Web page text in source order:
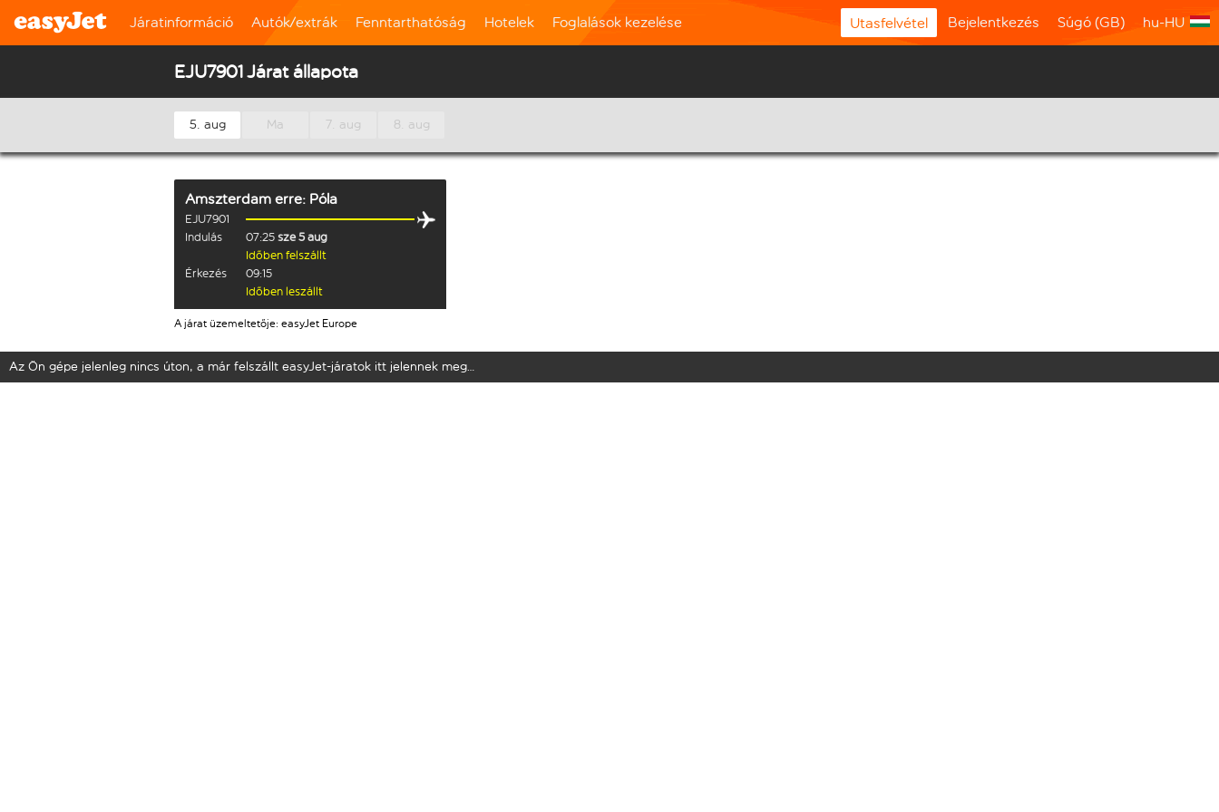
Járatinformáció Autók/extrák Fenntarthatóság Hotelek Foglalások kezelése Utasfelvétel Bejelentkezés Súgó (GB) hu-HU
EJU7901 Járat állapota
5. aug Ma 7. aug 8. aug
Amszterdam erre: Póla
EJU7901
Indulás
07:25 sze 5 aug
Időben felszállt
Érkezés
09:15
Időben leszállt
A járat üzemeltetője: easyJet Europe
Az Ön gépe jelenleg nincs úton, a már felszállt easyJet-járatok itt jelennek meg…